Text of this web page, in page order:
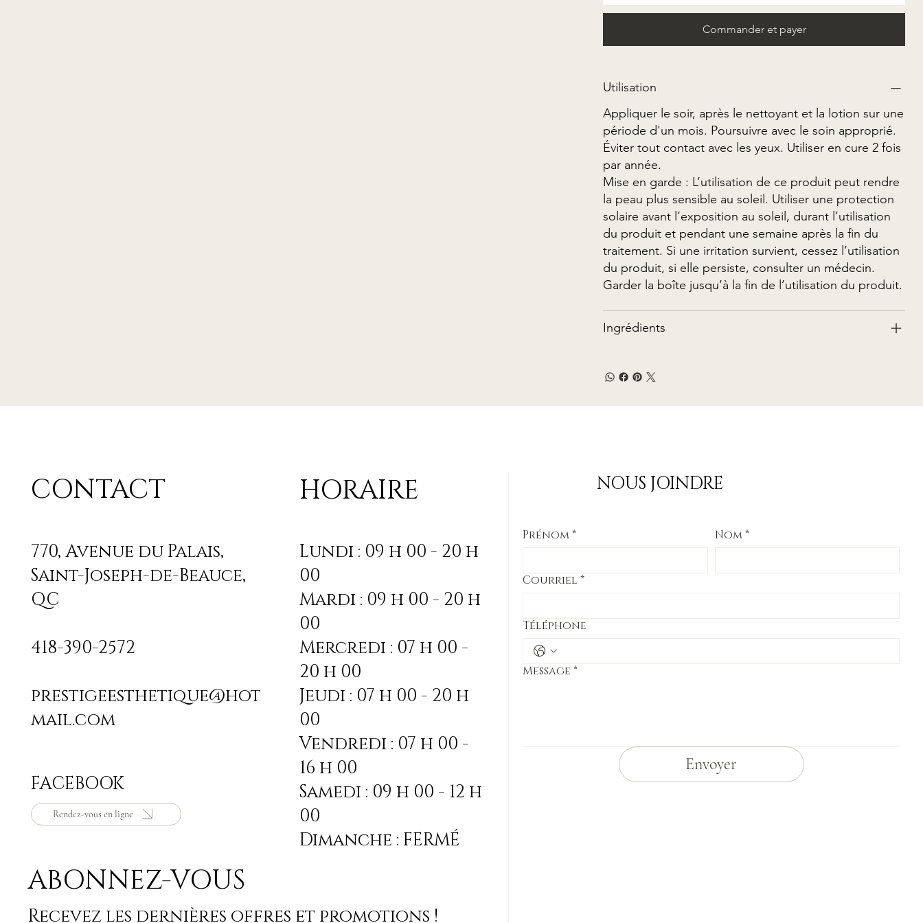
Commander et payer
Utilisation
Appliquer le soir, après le nettoyant et la lotion sur une
période d'un mois. Poursuivre avec le soin approprié.
Éviter tout contact avec les yeux. Utiliser en cure 2 fois
par année.
Mise en garde : L’utilisation de ce produit peut rendre
la peau plus sensible au soleil. Utiliser une protection
solaire avant l’exposition au soleil, durant l’utilisation
du produit et pendant une semaine après la fin du
traitement. Si une irritation survient, cessez l’utilisation
du produit, si elle persiste, consulter un médecin.
Garder la boîte jusqu’à la fin de l’utilisation du produit.
Ingrédients
CONTACT
770, Avenue du Palais,
Saint-Joseph-de-Beauce,
QC
418-390-2572
prestigeesthetique@hot
mail.com
FACEBOOK
Rendez-vous en ligne
Lundi : 09 h 00 - 20 h
00
Mardi : 09 h 00 - 20 h
00
Mercredi : 07 h 00 -
20 h 00
Jeudi : 07 h 00 - 20 h
00
Vendredi : 07 h 00 -
16 h 00
Samedi : 09 h 00 - 12 h
00
Dimanche : FERMÉ
HORAIRE NOUS JOINDRE
Prénom* Nom*
Courriel *
Téléphone
Message *
Envoyer
ABONNEZ-VOUS
Recevez les dernières offres et promotions !